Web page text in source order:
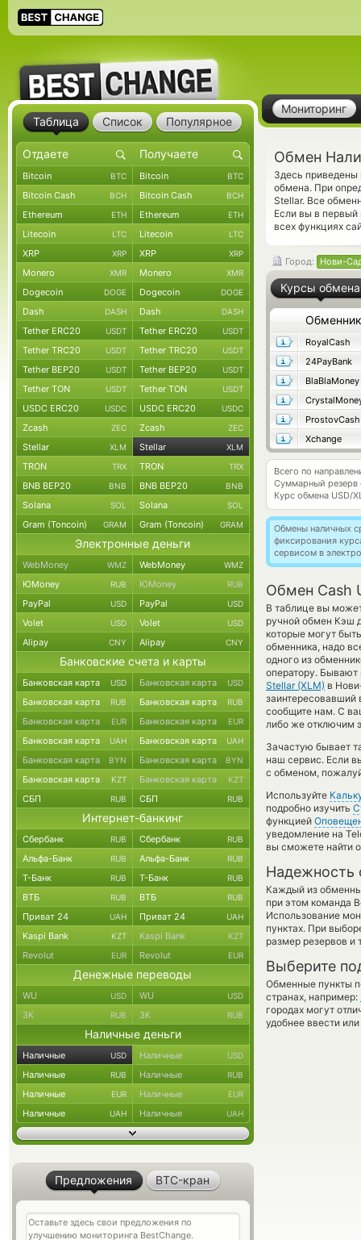
Мониторинг
Обмен
Здесь
обмена. При
Stellar. Все
Если вы в первый
всех функциях
Город: Нови-
Курсы обмена
Обменник
RoyalCash
24PayBank
BlaBlaMoney
ProstovCash
Xchange
Всего по
Суммарный резерв
Курс обмена USD/
Обмены наличных
фиксирования
сервисом в
Обмен Cash
В таблице вы
ручной обмен Кэш
которые могут
обменника, надо
одного из
оператору. Бывают
Stellar (XLM) в
заинтересовавший
сообщите нам. С
либо же отключим
Зачастую бывает
наш сервис. Если
с обменом,
Используйте
подробно изучить
функцией
уведомление на
вы сможете найти
Надежность
Каждый из
при этом команда
Использование
пунктах. При
размер резервов и
Выберите
Обменные пункты
странах, например:
городах могут
удобнее ввести
Таблица Список Популярное
Bitcoin BTC Bitcoin BTC
Bitcoin Cash BCH Bitcoin Cash BCH
Ethereum ETH Ethereum ETH
Litecoin LTC Litecoin LTC
XRP XRP XRP XRP
Monero XMR Monero XMR
Dogecoin DOGE Dogecoin DOGE
Dash DASH Dash DASH
Tether ERC20 USDT Tether ERC20 USDT
Tether TRC20 USDT Tether TRC20 USDT
Tether BEP20 USDT Tether BEP20 USDT
Tether TON USDT Tether TON USDT
USDC ERC20 USDC USDC ERC20 USDC
Zcash ZEC Zcash ZEC
Stellar XLM Stellar XLM
TRON TRX TRON TRX
BNB BEP20 BNB BNB BEP20 BNB
Solana SOL Solana SOL
Gram (Toncoin) GRAM Gram (Toncoin) GRAM
Электронные деньги
WebMoney WMZ WebMoney WMZ
ЮMoney RUB ЮMoney RUB
PayPal USD PayPal USD
Volet USD Volet USD
Alipay CNY Alipay CNY
Банковские счета и карты
Банковская карта USD Банковская карта USD
Банковская карта RUB Банковская карта RUB
Банковская карта EUR Банковская карта EUR
Банковская карта UAH Банковская карта UAH
Банковская карта BYN Банковская карта BYN
Банковская карта KZT Банковская карта KZT
СБП RUB СБП RUB
Интернет-банкинг
Сбербанк RUB Сбербанк RUB
Альфа-Банк RUB Альфа-Банк RUB
Т-Банк RUB Т-Банк RUB
ВТБ RUB ВТБ RUB
Приват 24 UAH Приват 24 UAH
Kaspi Bank KZT Kaspi Bank KZT
Revolut EUR Revolut EUR
Денежные переводы
WU USD WU USD
ЗК RUB ЗК RUB
Наличные деньги
Наличные USD Наличные USD
Наличные RUB Наличные RUB
Наличные EUR Наличные EUR
Наличные UAH Наличные UAH
Предложения BTC-кран